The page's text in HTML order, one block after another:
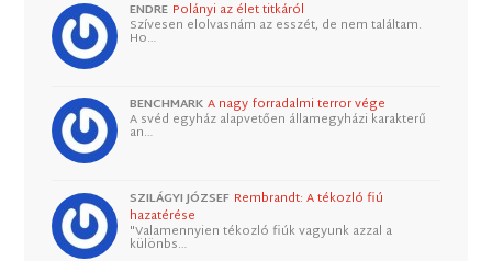
ENDRE Polányi az élet titkáról
Szívesen elolvasnám az esszét, de nem találtam.
Ho…
BENCHMARK A nagy forradalmi terror vége
A svéd egyház alapvetően államegyházi karakterű
an…
SZILÁGYI JÓZSEF Rembrandt: A tékozló fiú
hazatérése
"Valamennyien tékozló fiúk vagyunk azzal a
különbs…